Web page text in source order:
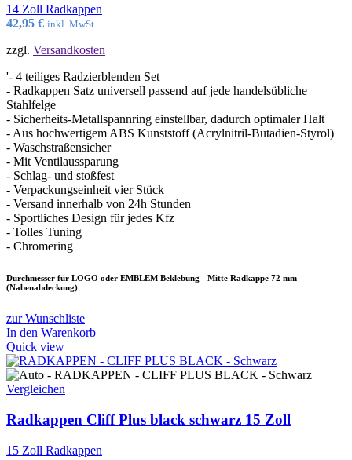
14 Zoll Radkappen
42,95 € inkl. MwSt.
zzgl. Versandkosten
'- 4 teiliges Radzierblenden Set
- Radkappen Satz universell passend auf jede handelsübliche
Stahlfelge
- Sicherheits-Metallspannring einstellbar, dadurch optimaler Halt
- Aus hochwertigem ABS Kunststoff (Acrylnitril-Butadien-Styrol)
- Waschstraßensicher
- Mit Ventilaussparung
- Schlag- und stoßfest
- Verpackungseinheit vier Stück
- Versand innerhalb von 24h Stunden
- Sportliches Design für jedes Kfz
- Tolles Tuning
- Chromering
Durchmesser für LOGO oder EMBLEM Beklebung - Mitte Radkappe 72 mm
(Nabenabdeckung)
zur Wunschliste
In den Warenkorb
Quick view
Vergleichen
Radkappen Cliff Plus black schwarz 15 Zoll
15 Zoll Radkappen